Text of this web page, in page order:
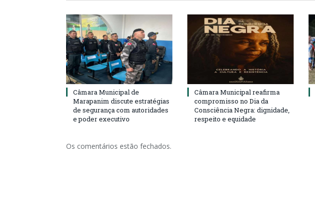
Câmara Municipal de
Marapanim discute estratégias
de segurança com autoridades
e poder executivo
Câmara Municipal reafirma
compromisso no Dia da
Consciência Negra: dignidade,
respeito e equidade
Os comentários estão fechados.